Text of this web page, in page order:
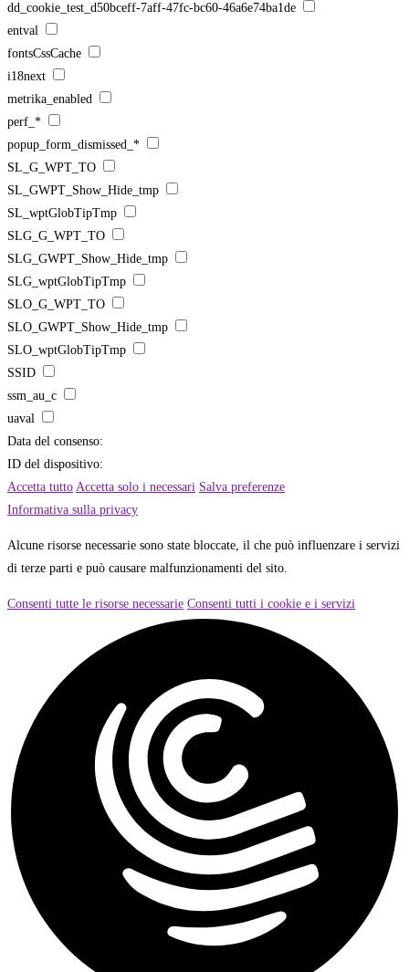
dd_cookie_test_d50bceff-7aff-47fc-bc60-46a6e74ba1de
entval
fontsCssCache
i18next
metrika_enabled
perf_*
popup_form_dismissed_*
SL_G_WPT_TO
SL_GWPT_Show_Hide_tmp
SL_wptGlobTipTmp
SLG_G_WPT_TO
SLG_GWPT_Show_Hide_tmp
SLG_wptGlobTipTmp
SLO_G_WPT_TO
SLO_GWPT_Show_Hide_tmp
SLO_wptGlobTipTmp
SSID
ssm_au_c
uaval
Data del consenso:
ID del dispositivo:
Accetta tutto Accetta solo i necessari Salva preferenze
Informativa sulla privacy
Alcune risorse necessarie sono state bloccate, il che può influenzare i servizi
di terze parti e può causare malfunzionamenti del sito.
Consenti tutte le risorse necessarie Consenti tutti i cookie e i servizi